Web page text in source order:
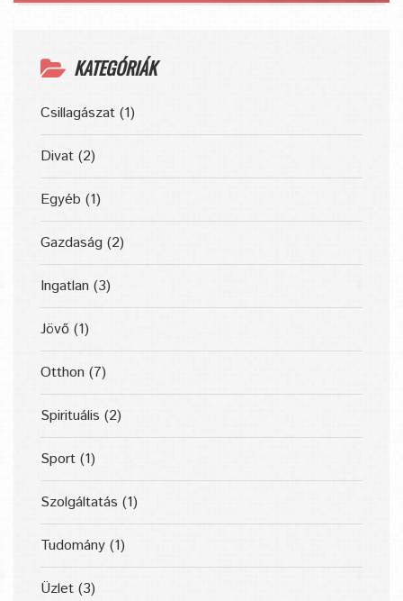
KATEGÓRIÁK
Csillagászat (1)
Divat (2)
Egyéb (1)
Gazdaság (2)
Ingatlan (3)
Jövő (1)
Otthon (7)
Spirituális (2)
Sport (1)
Szolgáltatás (1)
Tudomány (1)
Üzlet (3)